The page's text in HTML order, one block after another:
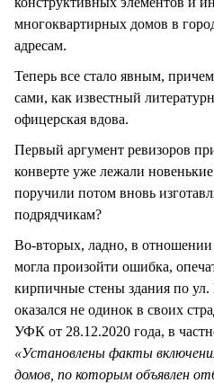
многоквартирных домов в
адресам.
Теперь все стало явным,
сами, как известный
офицерская вдова.
Первый аргумент ревизоров
конверте уже лежали
поручили потом вновь
подрядчикам?
Во-вторых, ладно, в отношении
могла произойти ошибка,
кирпичные стены здания по
оказался не одинок в своих
УФК от 28.12.2020 года, в
«Установлены факты
домов, по которым объявлен